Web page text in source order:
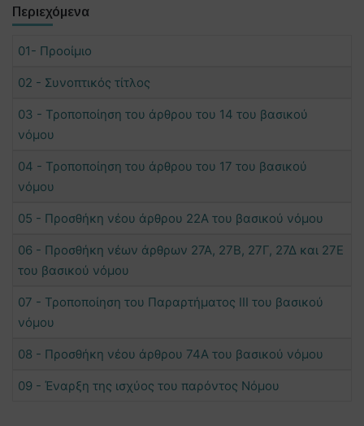
Περιεχόμενα
01- Προοίμιο
02 - Συνοπτικός τίτλος
03 - Τροποποίηση του άρθρου του 14 του βασικού
νόμου
04 - Τροποποίηση του άρθρου του 17 του βασικού
νόμου
05 - Προσθήκη νέου άρθρου 22Α του βασικού νόμου
06 - Προσθήκη νέων άρθρων 27Α, 27Β, 27Γ, 27Δ και 27Ε
του βασικού νόμου
07 - Τροποποίηση του Παραρτήματος III του βασικού
νόμου
08 - Προσθήκη νέoυ άρθρου 74Α του βασικού νόμου
09 - Έναρξη της ισχύος του παρόντος Νόμου